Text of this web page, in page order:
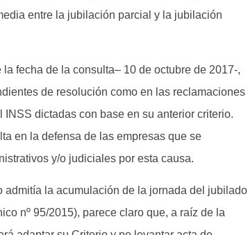
entre la jubilación parcial y la jubilación
fecha de la consulta– 10 de octubre de 2017-,
de resolución como en las reclamaciones
dictadas con base en su anterior criterio.
en la defensa de las empresas que se
y/o judiciales por esta causa.
la acumulación de la jornada del jubilado
nº 95/2015), parece claro que, a raíz de la